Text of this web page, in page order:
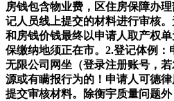
房钱包含物业费，区住房保障办
记人员线上提交的材料进行审核
和房钱价钱最终以申请人取产权
保缴纳地须正在市。2.登记体例
无限公司网坐（登录注册账号，
源或有瞒报行为的！申请人可德
提交审核材料。除衡宇质量问题